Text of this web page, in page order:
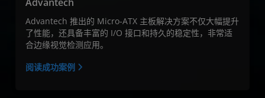
Advantech 推出的 Micro-ATX 主板解决方案不仅大幅提升
了性能，还具备丰富的 I/O 接口和持久的稳定性，非常适
合边缘视觉检测应用。
阅读成功案例